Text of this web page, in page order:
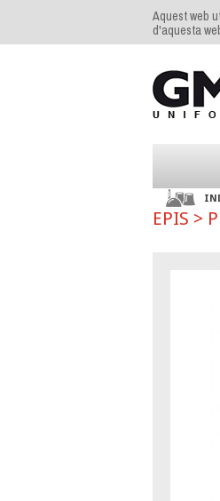
Aquest web
d'aquesta
EPIS >